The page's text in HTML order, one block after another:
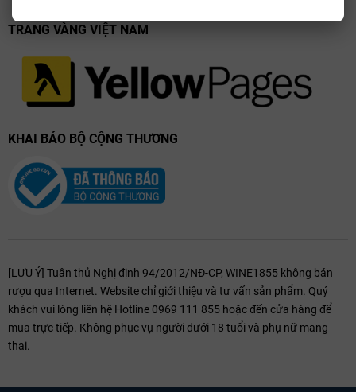
nhập khẩu trực tiếp, có đầy đủ giấy tờ và tem nhãn minh bạch.
Bảo quản tối ưu: Chúng tôi hiểu rằng Whisky cao cấp cần được
giữ gìn trong điều kiện tốt nhất để không làm ảnh hưởng đến cấu
thay vì vang champagnetruyền thống, Meikle Tòir chính là sự lựa
chọn khác biệt và đẳng cấp.
855
TP.HCM:
Số 57 Nguyễn Văn Thủ, Phường Tân Định. Hotline: 0969
111 855
Email:
TRANG VÀNG VIỆT NAM
KHAI BÁO BỘ CỘNG THƯƠNG
[LƯU Ý] Tuân thủ Nghị định 94/2012/NĐ-CP, WINE1855 không bán
rượu qua Internet. Website chỉ giới thiệu và tư vấn sản phẩm. Quý
khách vui lòng liên hệ Hotline 0969 111 855 hoặc đến cửa hàng để
mua trực tiếp. Không phục vụ người dưới 18 tuổi và phụ nữ mang
thai.